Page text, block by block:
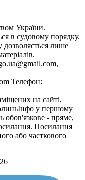
України.
в судовому порядку.
дозволяється лише
Телефон:
на сайті,
у першому
обов'язкове - пряме,
Посилання
або часткового